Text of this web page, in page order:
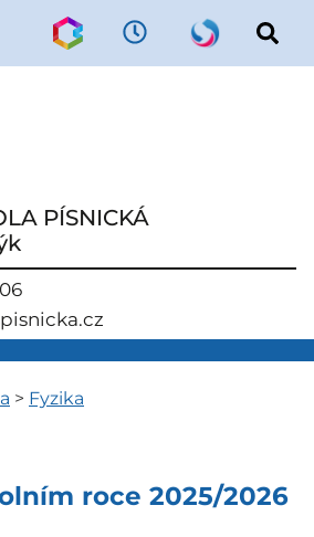
PÍSNICKÁ
> Fyzika
roce 2025/2026